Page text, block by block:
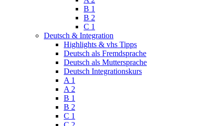
B 1
B 2
C 1
Deutsch & Integration
Highlights & vhs Tipps
Deutsch als Fremdsprache
Deutsch als Muttersprache
Deutsch Integrationskurs
A 1
A 2
B 1
B 2
C 1